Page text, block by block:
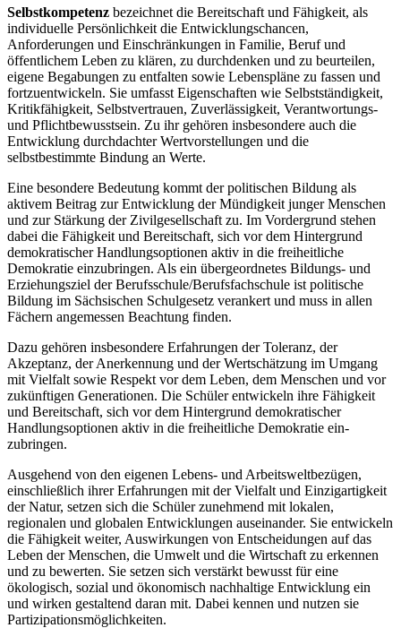
Selbstkompetenz bezeichnet die Bereitschaft und Fähigkeit, als
individuelle Persönlichkeit die Entwicklungschancen,
Anforderungen und Einschränkungen in Familie, Beruf und
öffentlichem Leben zu klären, zu durchdenken und zu beurteilen,
eigene Begabungen zu entfalten sowie Lebenspläne zu fassen und
fortzuentwickeln. Sie umfasst Eigenschaften wie Selbstständigkeit,
Kritikfähigkeit, Selbstvertrauen, Zuverlässigkeit, Verantwortungs-
und Pflichtbewusstsein. Zu ihr gehören insbesondere auch die
Entwicklung durchdachter Wertvorstellungen und die
selbstbestimmte Bindung an Werte.
Eine besondere Bedeutung kommt der politischen Bildung als
aktivem Beitrag zur Entwicklung der Mündigkeit junger Menschen
und zur Stärkung der Zivilgesellschaft zu. Im Vordergrund stehen
dabei die Fähigkeit und Bereitschaft, sich vor dem Hintergrund
demokratischer Handlungsoptionen aktiv in die freiheitliche
Demokratie einzubringen. Als ein übergeordnetes Bildungs- und
Erziehungsziel der Berufsschule/Berufsfachschule ist politische
Bildung im Sächsischen Schulgesetz verankert und muss in allen
Fächern angemessen Beachtung finden.
Dazu gehören insbesondere Erfahrungen der Toleranz, der
Akzeptanz, der Anerkennung und der Wertschätzung im Umgang
mit Vielfalt sowie Respekt vor dem Leben, dem Menschen und vor
zukünftigen Generationen. Die Schüler entwickeln ihre Fähigkeit
und Bereitschaft, sich vor dem Hintergrund demokratischer
Handlungsoptionen aktiv in die freiheitliche Demokratie ein-
zubringen.
Ausgehend von den eigenen Lebens- und Arbeitsweltbezügen,
einschließlich ihrer Erfahrungen mit der Vielfalt und Einzigartigkeit
der Natur, setzen sich die Schüler zunehmend mit lokalen,
regionalen und globalen Entwicklungen auseinander. Sie entwickeln
die Fähigkeit weiter, Auswirkungen von Entscheidungen auf das
Leben der Menschen, die Umwelt und die Wirtschaft zu erkennen
und zu bewerten. Sie setzen sich verstärkt bewusst für eine
ökologisch, sozial und ökonomisch nachhaltige Entwicklung ein
und wirken gestaltend daran mit. Dabei kennen und nutzen sie
Partizipationsmöglichkeiten.